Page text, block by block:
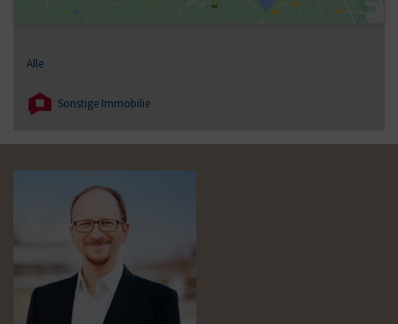
Alle
Sonstige Immobilie